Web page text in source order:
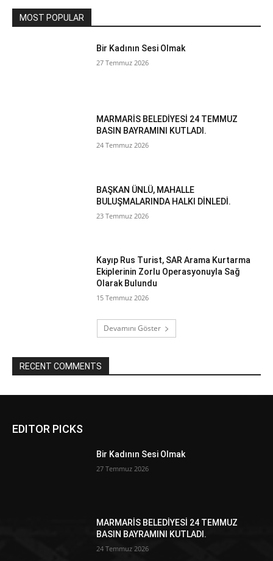
MOST POPULAR
Bir Kadının Sesi Olmak
27 Temmuz 2026
MARMARİS BELEDİYESİ 24 TEMMUZ
BASIN BAYRAMINI KUTLADI.
24 Temmuz 2026
BAŞKAN ÜNLÜ, MAHALLE
BULUŞMALARINDA HALKI DİNLEDİ.
23 Temmuz 2026
Kayıp Rus Turist, SAR Arama Kurtarma
Ekiplerinin Zorlu Operasyonuyla Sağ
Olarak Bulundu
15 Temmuz 2026
Devamını Göster
RECENT COMMENTS
EDITOR PICKS
Bir Kadının Sesi Olmak
27 Temmuz 2026
MARMARİS BELEDİYESİ 24 TEMMUZ
BASIN BAYRAMINI KUTLADI.
24 Temmuz 2026